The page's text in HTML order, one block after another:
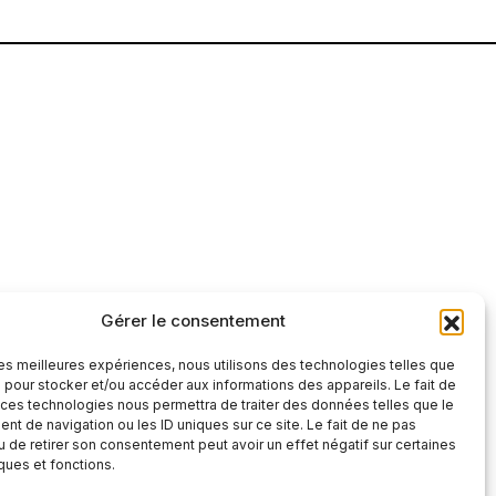
Gérer le consentement
meilleures expériences, nous utilisons des technologies telles que
stocker et/ou accéder aux informations des appareils. Le fait de
technologies nous permettra de traiter des données telles que le
de navigation ou les ID uniques sur ce site. Le fait de ne pas
de retirer son consentement peut avoir un effet négatif sur certaines
et fonctions.
S'abonner
S'abonner
vous confirmez que vous avez lu et
confidentialité et nosconditions